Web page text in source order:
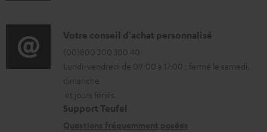
h
a
r
g
e
t
i
o
n
s
o
r
m
a
t
D
é
t
a
i
Votre conseil d'achat personnalisé
(00)800 200 300 40
Lundi-vendredi de 09:00 à 17:00 ; fermé le samedi,
dimanche
et jours fériés.
Support Teufel